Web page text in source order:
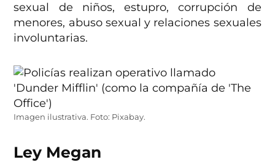
sexual de niños, estupro, corrupción de
menores, abuso sexual y relaciones sexuales
involuntarias.
Imagen ilustrativa. Foto: Pixabay.
Ley Megan